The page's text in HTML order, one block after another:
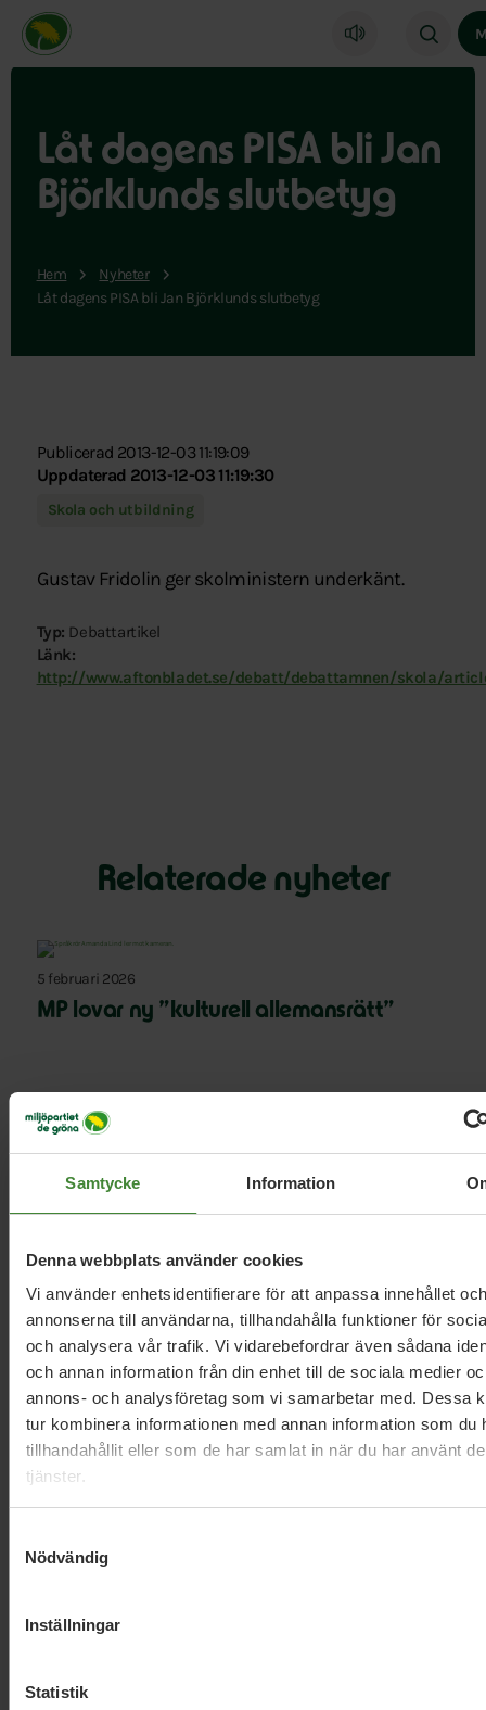
Samtycke Information
Denna webbplats använder cookies
Vi använder enhetsidentifierare för att anpassa innehållet och
annonserna till användarna, tillhandahålla funktioner för
och analysera vår trafik. Vi vidarebefordrar även sådana
och annan information från din enhet till de sociala medier
annons- och analysföretag som vi samarbetar med. Dessa
tur kombinera informationen med annan information som du
tillhandahållit eller som de har samlat in när du har använt
tjänster.
Nödvändig
Inställningar
Statistik
Miljöpartiet de gröna, startsida
Låt dagens PISA bli Jan
Björklunds slutbetyg
Hem
Nyheter
Låt dagens PISA bli Jan Björklunds slutbetyg
Publicerad 2013-12-03 11:19:09
Uppdaterad 2013-12-03 11:19:30
Skola och utbildning
Gustav Fridolin ger skolministern underkänt.
Typ: Debattartikel
Länk:
http://www.aftonbladet.se/debatt/debattamnen/skola/
Relaterade nyheter
5 februari 2026
MP lovar ny ”kulturell allemansrätt”
9 januari 2026
Regeringens friskoleförslag räcker inte –
Miljöpartiet kräver vinstförbud
Det svenska betygsystemet behöver
reformeras
Läs alla nyheter
att